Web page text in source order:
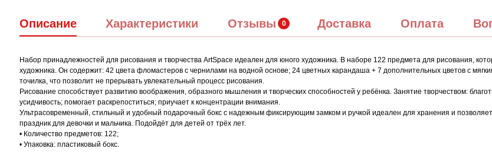
Описание Характеристики Отзывы Доставка Оплата
Набор принадлежностей для рисования и творчества ArtSpace идеален для юного художника. В наборе 122 предмета для рисования,
художника. Он содержит: 42 цвета фломастеров с чернилами на водной основе; 24 цветных карандаша + 7 дополнительных цветов с
точилка, что позволит не прерывать увлекательный процесс рисования.
Рисование способствует развитию воображения, образного мышления и творческих способностей у ребёнка. Занятие творчеством:
усидчивость; помогает раскрепоститься; приучает к концентрации внимания.
Ультрасовременный, стильный и удобный подарочный бокс с надежным фиксирующим замком и ручкой идеален для хранения и
праздник для девочки и мальчика. Подойдёт для детей от трёх лет.
• Количество предметов: 122;
• Упаковка: пластиковый бокс.